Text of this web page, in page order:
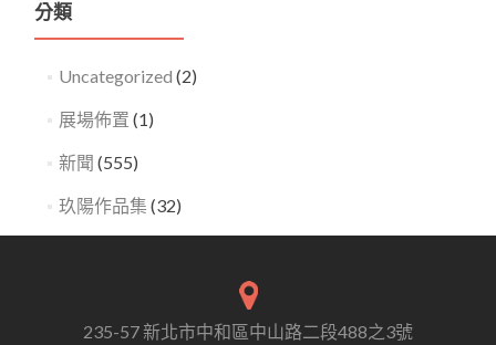
分類
Uncategorized (2)
展場佈置 (1)
新聞 (555)
玖陽作品集 (32)
235-57 新北市中和區中山路二段488之3號